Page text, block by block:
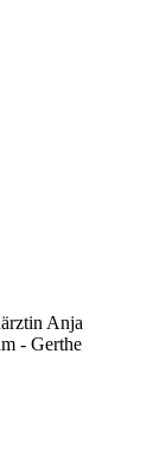
Anja
- Gerthe